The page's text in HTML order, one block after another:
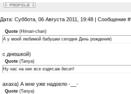
Дата: Суббота, 06 Августа 2011, 19:48 | Сообщение #
Quote(Himari-chan)
А у моей любимой бабушки сегодня День рождения)
с днюшкой)
Quote(Tanya)
Ну нас на них все ездят,аж бесит!
ахаха) А мне уже надоело -__-
Quote(Tanya)